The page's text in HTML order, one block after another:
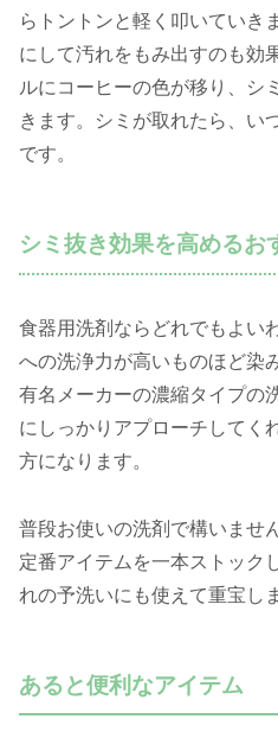
らトントンと軽く叩いていき
にして汚れをもみ出すのも効
ルにコーヒーの色が移り、シ
きます。シミが取れたら、い
です。
シミ抜き効果を高めるお
食器用洗剤ならどれでもよい
への洗浄力が高いものほど染
有名メーカーの濃縮タイプの
にしっかりアプローチしてく
方になります。
普段お使いの洗剤で構いませ
定番アイテムを一本ストック
れの予洗いにも使えて重宝し
あると便利なアイテム